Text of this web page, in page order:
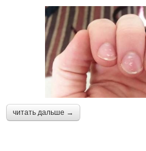
читать дальше →